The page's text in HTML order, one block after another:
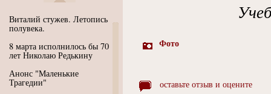
Виталий стужев. Летопись
полувека.
8 марта исполнилось бы 70
лет Николаю Редькину
Анонс "Маленькие
Трагедии"
Фото
оставьте отзыв и оцените